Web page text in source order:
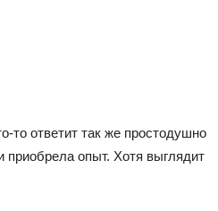
то ответит так же простодушно
приобрела опыт. Хотя выглядит